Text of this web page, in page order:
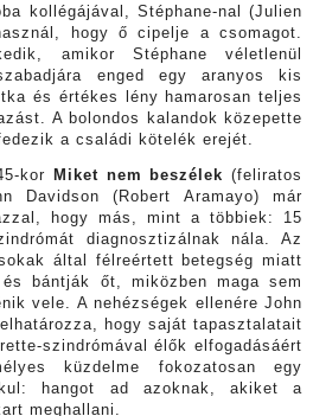
kollégájával, Stéphane-nal (Julien
hogy ő cipelje a csomagot.
amikor Stéphane véletlenül
enged egy aranyos kis
és értékes lény hamarosan teljes
A bolondos kalandok közepette
a családi kötelék erejét.
kor Miket nem beszélek(feliratos
Davidson (Robert Aramayo) már
hogy más, mint a többiek: 15
diagnosztizálnak nála. Az
által félreértett betegség miatt
bántják őt, miközben maga sem
vele. A nehézségek ellenére John
hogy saját tapasztalatait
szindrómával élők elfogadásáért
küzdelme fokozatosan egy
hangot ad azoknak, akiket a
meghallani.